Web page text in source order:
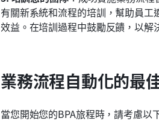
有關新系統和流程的培訓，幫助員
效益。在培訓過程中鼓勵反饋，以解
業務流程自動化的最
當您開始您的BPA旅程時，請考慮以